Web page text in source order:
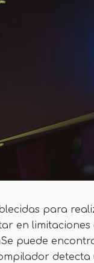
para
en limitaciones
Se puede